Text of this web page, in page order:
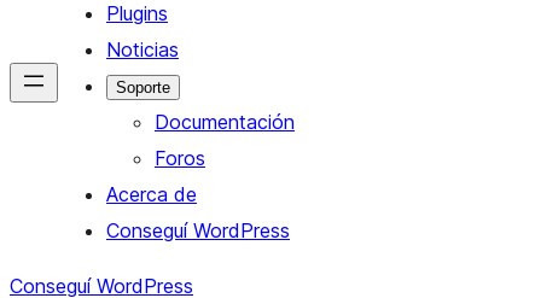
Plugins
Noticias
Soporte
Documentación
Foros
Acerca de
Conseguí WordPress
Conseguí WordPress